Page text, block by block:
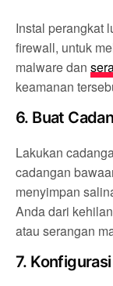
Instal perangkat
firewall, untuk
malware dan
keamanan
6. Buat
Lakukan
cadangan
menyimpan
Anda dari
atau serangan
7.